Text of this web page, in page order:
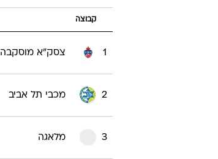
קבוצה
1 צסק"א מוסקבה
2 מכבי תל אביב
3 מלאגה